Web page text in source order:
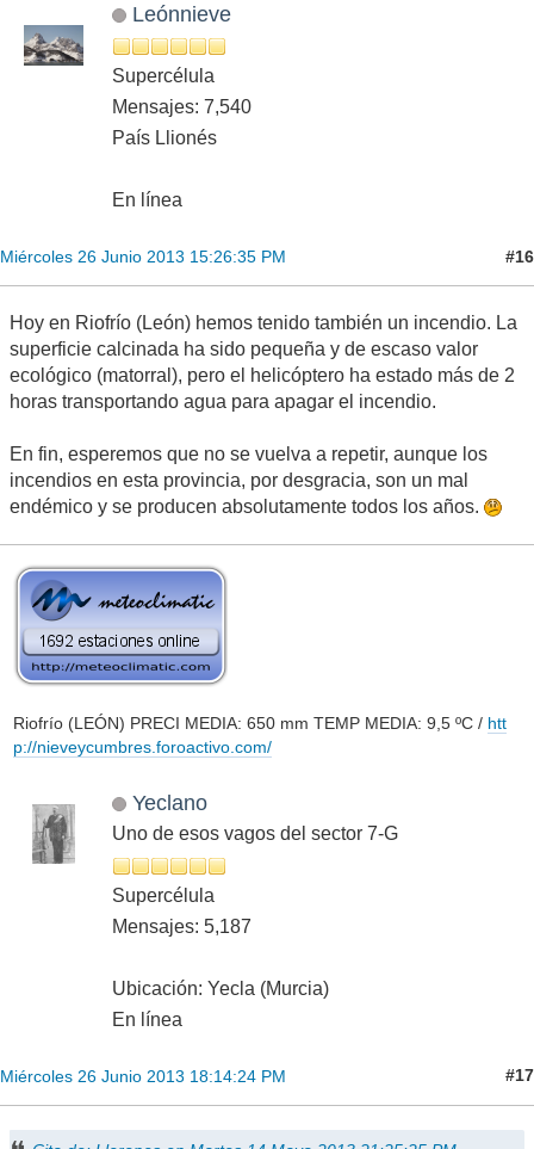
Leónnieve
Supercélula
Mensajes: 7,540
País Llionés
En línea
Miércoles 26 Junio 2013 15:26:35 PM #16
Hoy en Riofrío (León) hemos tenido también un incendio. La
superficie calcinada ha sido pequeña y de escaso valor
ecológico (matorral), pero el helicóptero ha estado más de 2
horas transportando agua para apagar el incendio.
En fin, esperemos que no se vuelva a repetir, aunque los
incendios en esta provincia, por desgracia, son un mal
endémico y se producen absolutamente todos los años.
Riofrío (LEÓN) PRECI MEDIA: 650 mm TEMP MEDIA: 9,5 ºC / htt
p://nieveycumbres.foroactivo.com/
Yeclano
Uno de esos vagos del sector 7-G
Supercélula
Mensajes: 5,187
Ubicación: Yecla (Murcia)
En línea
Miércoles 26 Junio 2013 18:14:24 PM #17